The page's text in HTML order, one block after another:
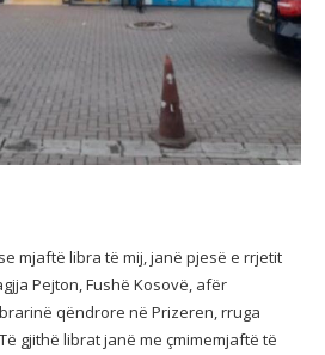
mjaftë libra të mij, janë pjesë e rrjetit
Pejton, Fushë Kosovë, afër
qëndrore në Prizeren, rruga
gjithë librat janë me çmimemjaftë të